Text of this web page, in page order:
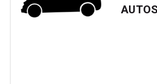
AUTOS